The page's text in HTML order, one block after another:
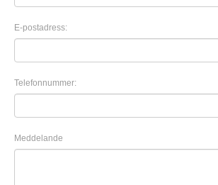
E-postadress:
Telefonnummer:
Meddelande